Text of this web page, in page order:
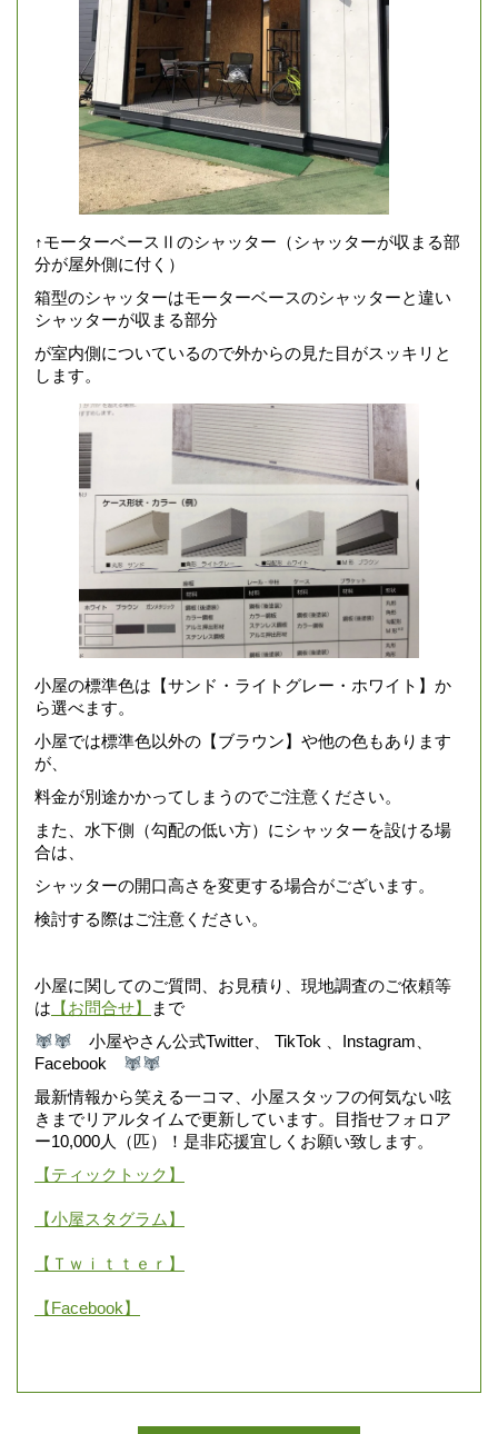
↑モーターベースⅡのシャッター（シャッターが収まる部
分が屋外側に付く）
箱型のシャッターはモーターベースのシャッターと違い
シャッターが収まる部分
が室内側についているので外からの見た目がスッキリと
します。
小屋の標準色は【サンド・ライトグレー・ホワイト】か
ら選べます。
小屋では標準色以外の【ブラウン】や他の色もあります
が、
料金が別途かかってしまうのでご注意ください。
また、水下側（勾配の低い方）にシャッターを設ける場
合は、
シャッターの開口高さを変更する場合がございます。
検討する際はご注意ください。
小屋に関してのご質問、お見積り、現地調査のご依頼等
は 【お問合せ】
まで
小屋やさん公式Twitter、 TikTok 、Instagram、
Facebook
最新情報から笑える一コマ、小屋スタッフの何気ない呟
きまでリアルタイムで更新しています。目指せフォロア
ー10,000人（匹）！是非応援宜しくお願い致します。
【ティックトック】
【小屋スタグラム】
【Ｔｗｉｔｔｅｒ】
【Facebook】